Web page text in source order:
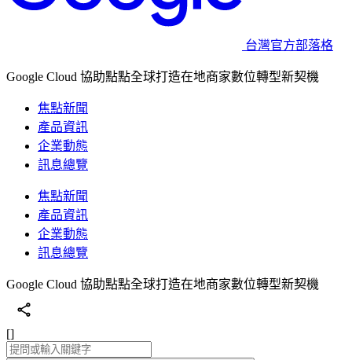
台灣官方部落格
Google Cloud 協助點點全球打造在地商家數位轉型新契機
焦點新聞
產品資訊
企業動態
訊息總覽
焦點新聞
產品資訊
企業動態
訊息總覽
Google Cloud 協助點點全球打造在地商家數位轉型新契機
[]